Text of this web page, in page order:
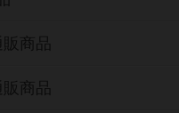
商品
商品